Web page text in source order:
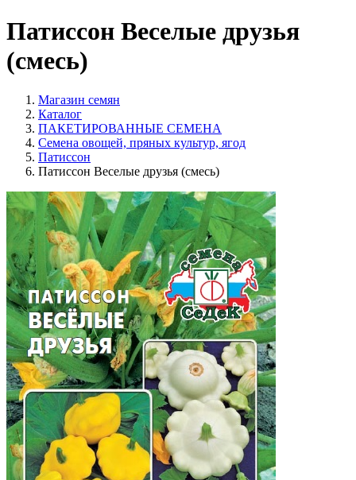
Патиссон Веселые друзья
(смесь)
Магазин семян
Каталог
ПАКЕТИРОВАННЫЕ СЕМЕНА
Семена овощей, пряных культур, ягод
Патиссон
Патиссон Веселые друзья (смесь)